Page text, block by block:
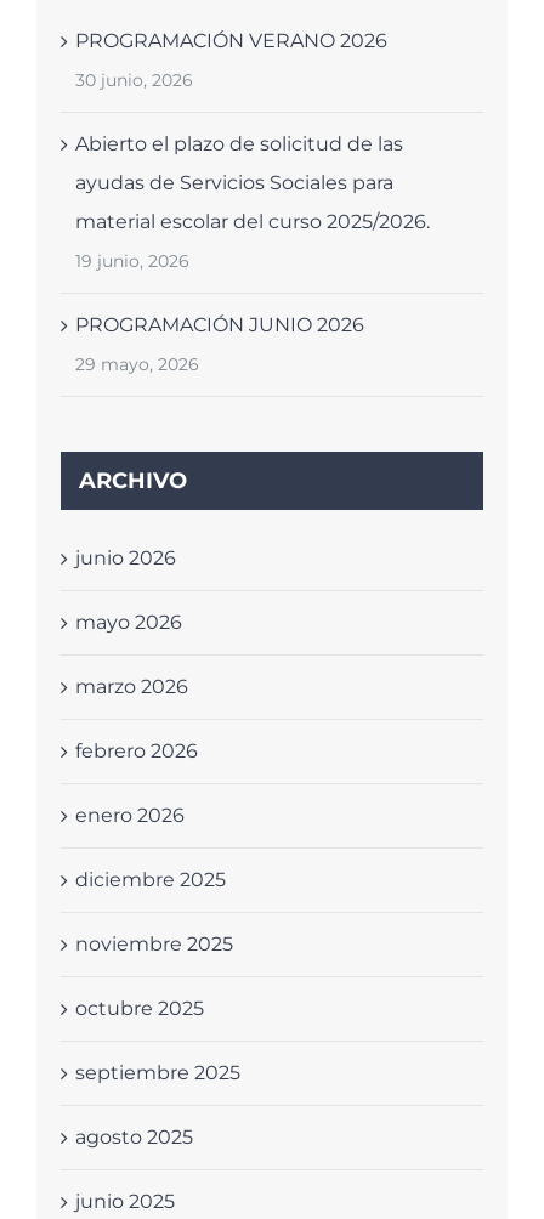
PROGRAMACIÓN VERANO 2026
30 junio, 2026
Abierto el plazo de solicitud de las
ayudas de Servicios Sociales para
material escolar del curso 2025/2026.
19 junio, 2026
PROGRAMACIÓN JUNIO 2026
29 mayo, 2026
ARCHIVO
junio 2026
mayo 2026
marzo 2026
febrero 2026
enero 2026
diciembre 2025
noviembre 2025
octubre 2025
septiembre 2025
agosto 2025
junio 2025